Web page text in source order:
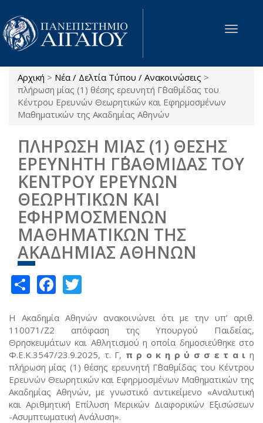
Παράκαμψη προς το κυρίως περιεχόμενο
Toggle
Είστε εδώ
Αρχική > Νέα / Δελτία Τύπου / Ανακοινώσεις >
πλήρωση μίας (1) θέσης ερευνητή Γ΄Βαθμίδας του
Κέντρου Ερευνών Θεωρητικών και Εφηρμοσμένων
Μαθηματικών της Ακαδημίας Αθηνών
ΠΛΗΡΩΣΗ ΜΙΑΣ (1) ΘΕΣΗΣ
ΕΡΕΥΝΗΤΗ Γ΄ΒΑΘΜΙΔΑΣ ΤΟΥ
ΚΕΝΤΡΟΥ ΕΡΕΥΝΩΝ
ΘΕΩΡΗΤΙΚΩΝ ΚΑΙ
ΕΦΗΡΜΟΣΜΕΝΩΝ
ΜΑΘΗΜΑΤΙΚΩΝ ΤΗΣ
ΑΚΑΔΗΜΙΑΣ ΑΘΗΝΩΝ
ShareFacebook
H Ακαδημία Αθηνών ανακοινώνει ότι με την υπ’ αριθ.
110071/Ζ2 απόφαση της Υπουργού Παιδείας,
Θρησκευμάτων και Αθλητισμού η οποία δημοσιεύθηκε στο
Φ.Ε.Κ.3547/23.9.2025, τ. Γ, π ρ ο κ η ρ ύ σ σ ε τ α ι η
πλήρωση μίας (1) θέσης ερευνητή Γ΄Βαθμίδας του Κέντρου
Ερευνών Θεωρητικών και Εφηρμοσμένων Μαθηματικών της
Ακαδημίας Αθηνών, με γνωστικό αντικείμενο «Αναλυτική
και Αριθμητική Επίλυση Μερικών Διαφορικών Εξισώσεων
-Ασυμπτωματική Ανάλυση».